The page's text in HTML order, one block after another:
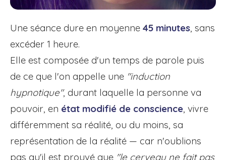
Une séance dure en moyenne 45 minutes , sans
excéder 1 heure.
Elle est composée d'un temps de parole puis
de ce que l'on appelle une "induction
hypnotique", durant laquelle la personne va
pouvoir, en état modifié de conscience , vivre
différemment sa réalité, ou du moins, sa
représentation de la réalité — car n'oublions
pas qu'il est prouvé que "le cerveau ne fait pas